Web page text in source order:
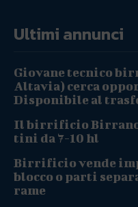
Ultimi annunci
Giovane tecnico
Altavia) cerca
Disponibile al
Il birrificio
tini da 7-10 hl
Birrificio vende
blocco o parti
rame